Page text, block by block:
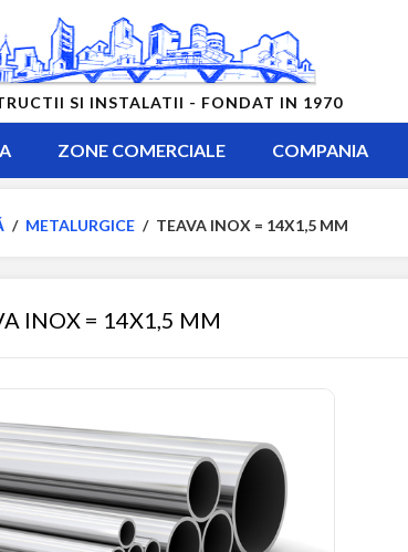
SI INSTALATII - FONDAT IN 1970
ZONE COMERCIALE COMPANIA
/ METALURGICE / TEAVA INOX = 14X1,5 MM
INOX = 14X1,5 MM